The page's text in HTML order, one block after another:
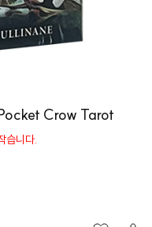
Crow Tarot
습니다.